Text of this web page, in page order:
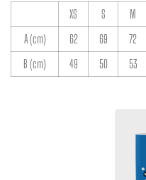
XS S M
A (cm)
62 69 72
B (cm)
49 50 53